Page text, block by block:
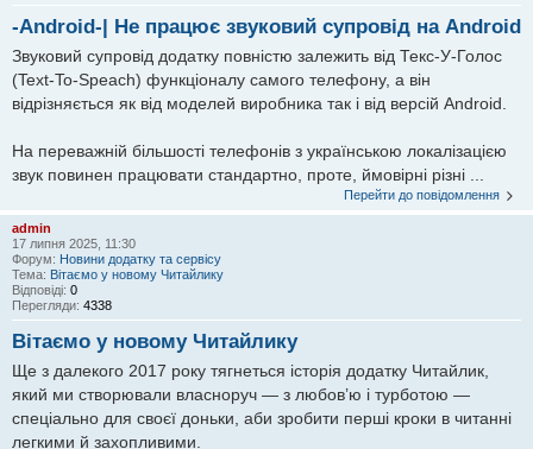
-Android-| Не працює звуковий супровід на Android
Звуковий супровід додатку повністю залежить від Текс-У-Голос
(Text-To-Speach) функціоналу самого телефону, а він
відрізняється як від моделей виробника так і від версій Android.
На переважній більшості телефонів з українською локалізацією
звук повинен працювати стандартно, проте, ймовірні різні ...
Перейти до повідомлення
admin
17 липня 2025, 11:30
Форум: Новини додатку та сервісу
Тема: Вітаємо у новому Читайлику
Відповіді: 0
Перегляди: 4338
Вітаємо у новому Читайлику
Ще з далекого 2017 року тягнеться історія додатку Читайлик,
який ми створювали власноруч — з любов’ю і турботою —
спеціально для своєї доньки, аби зробити перші кроки в читанні
легкими й захопливими.